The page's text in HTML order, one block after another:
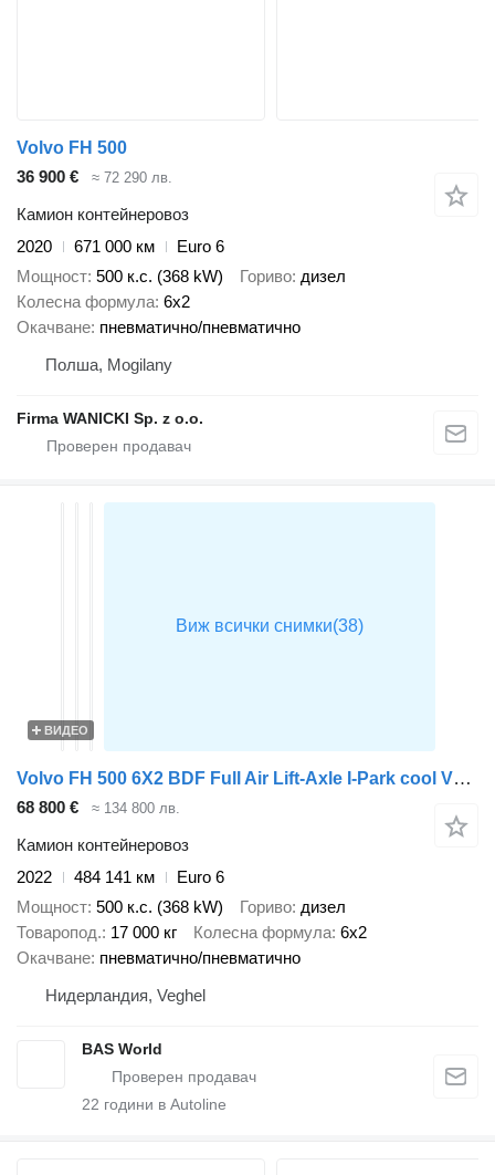
Volvo FH 500
36 900 €
≈ 72 290 лв.
Камион контейнеровоз
2020
671 000 км
Euro 6
Мощност 500 к.с. (368 kW) Гориво дизел
Колесна формула 6x2
Окачване пневматично/пневматично
Полша, Mogilany
Firma WANICKI Sp. z o.o.
ВИДЕО
Volvo FH 500 6X2 BDF Full Air Lift-Axle I-Park cool VEB+ Euro 6
68 800 € ≈ 134 800 лв.
Камион контейнеровоз
2022
484 141 км
Euro 6
Мощност 500 к.с. (368 kW) Гориво дизел
Товаропод. 17 000 кг Колесна формула 6x2
Окачване пневматично/пневматично
Нидерландия, Veghel
BAS World
22 години в Autoline